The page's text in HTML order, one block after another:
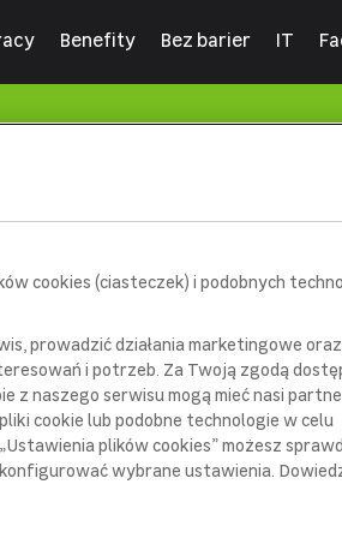
Benefity Bez barier IT
cookies (ciasteczek) i podobnych
prowadzić działania marketingowe
i potrzeb. Za Twoją zgodą
z naszego serwisu mogą mieć nasi
cookie lub podobne technologie w celu
plików cookies” możesz
wybrane ustawienia.